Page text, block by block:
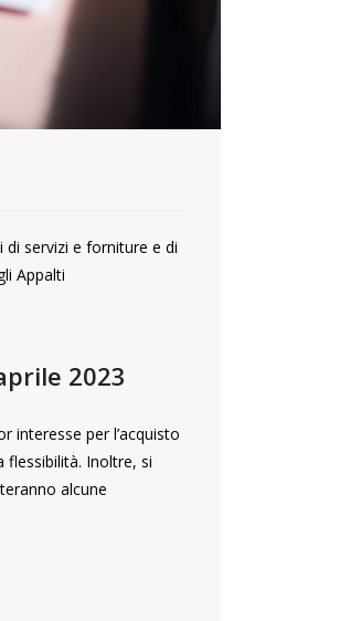
servizi e forniture e di
Appalti
2023
interesse per l’acquisto
Inoltre, si
alcune